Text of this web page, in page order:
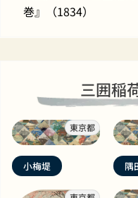
巻』（1834）
三囲稲
東京都
小梅堤 隅